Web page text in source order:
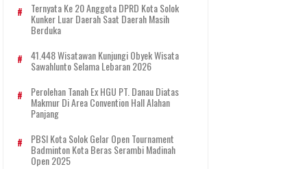
Ternyata Ke 20 Anggota DPRD Kota Solok
Kunker Luar Daerah Saat Daerah Masih
Berduka
41.448 Wisatawan Kunjungi Obyek Wisata
Sawahlunto Selama Lebaran 2026
Perolehan Tanah Ex HGU PT. Danau Diatas
Makmur Di Area Convention Hall Alahan
Panjang
PBSI Kota Solok Gelar Open Tournament
Badminton Kota Beras Serambi Madinah
Open 2025